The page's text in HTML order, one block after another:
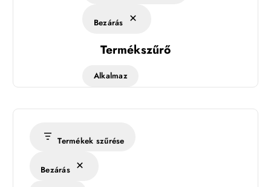
Bezárás
Termékszűrő
Alkalmaz
Termékek szűrése
Bezárás